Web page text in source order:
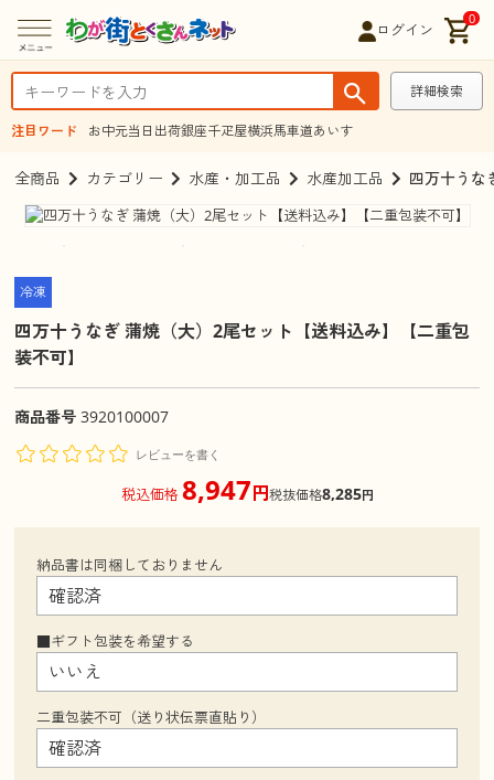
ログイン
0
詳細検索
注目ワード お中元当日出荷銀座千疋屋横浜馬車道あいす
全商品 カテゴリー 水産・加工品 水産加工品 四万十うな
冷凍
四万十うなぎ 蒲焼（大）2尾セット【送料込み】【二重包
装不可】
商品番号 3920100007
レビューを書く
税込価格8,947円税抜価格8,285円
納品書は同梱しておりません
■ギフト包装を希望する
二重包装不可（送り状伝票直貼り）